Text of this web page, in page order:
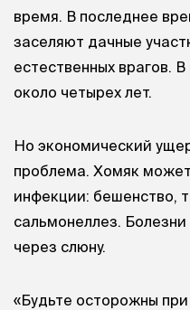
время. В последнее
заселяют дачные
естественных врагов.
около четырех лет.
Но экономический
проблема. Хомяк
инфекции: бешенство,
сальмонеллез.
через слюну.
«Будьте осторожны